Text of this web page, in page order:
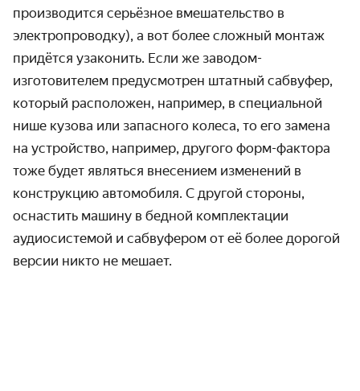
производится серьёзное вмешательство в
электропроводку), а вот более сложный монтаж
придётся узаконить. Если же заводом-
изготовителем предусмотрен штатный сабвуфер,
который расположен, например, в специальной
нише кузова или запасного колеса, то его замена
на устройство, например, другого форм-фактора
тоже будет являться внесением изменений в
конструкцию автомобиля. С другой стороны,
оснастить машину в бедной комплектации
аудиосистемой и сабвуфером от её более дорогой
версии никто не мешает.